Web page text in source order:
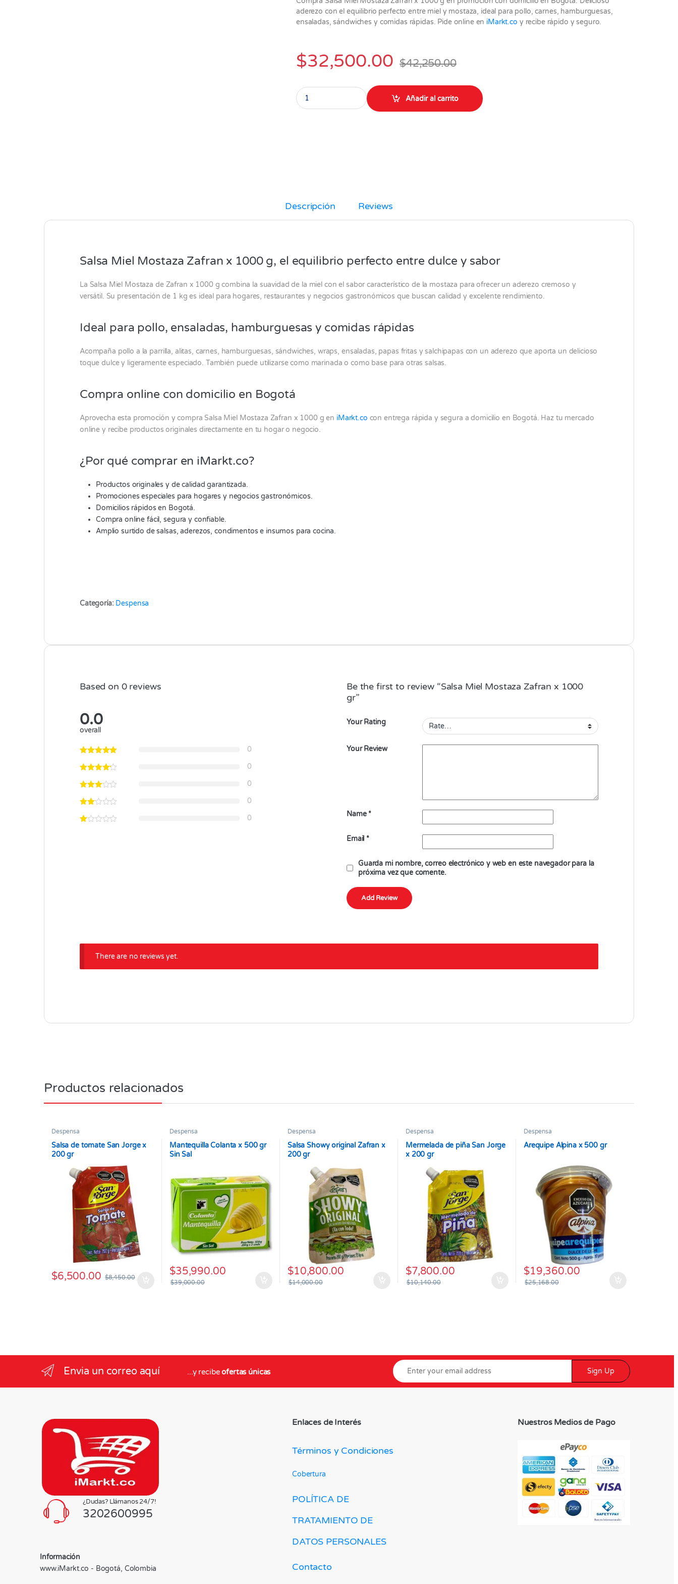
aderezo con el equilibrio perfecto entre miel y mostaza, ideal para pollo, carnes, hamburguesas,
ensaladas, sándwiches y comidas rápidas. Pide online en iMarkt.co y recibe rápido y seguro.
$32,500.00 $42,250.00
Salsa Miel Mostaza Zafran x 1000 gr quantity
Añadir al carrito
Descripción Reviews
Salsa Miel Mostaza Zafran x 1000 g, el equilibrio perfecto entre dulce y sabor
La Salsa Miel Mostaza de Zafran x 1000 g combina la suavidad de la miel con el sabor característico de la mostaza para ofrecer un aderezo cremoso y
versátil. Su presentación de 1 kg es ideal para hogares, restaurantes y negocios gastronómicos que buscan calidad y excelente rendimiento.
Ideal para pollo, ensaladas, hamburguesas y comidas rápidas
Acompaña pollo a la parrilla, alitas, carnes, hamburguesas, sándwiches, wraps, ensaladas, papas fritas y salchipapas con un aderezo que aporta un delicioso
toque dulce y ligeramente especiado. También puede utilizarse como marinada o como base para otras salsas.
Compra online con domicilio en Bogotá
Aprovecha esta promoción y compra Salsa Miel Mostaza Zafran x 1000 g en iMarkt.co con entrega rápida y segura a domicilio en Bogotá. Haz tu mercado
online y recibe productos originales directamente en tu hogar o negocio.
¿Por qué comprar en iMarkt.co?
Productos originales y de calidad garantizada.
Promociones especiales para hogares y negocios gastronómicos.
Domicilios rápidos en Bogotá.
Compra online fácil, segura y confiable.
Amplio surtido de salsas, aderezos, condimentos e insumos para cocina.
Categoría: Despensa
Based on 0 reviews
0.0
overall
0
0
0
0
0
Be the first to review “Salsa Miel Mostaza Zafran x 1000
gr”
Your Rating
Your Review
Name *
Email *
Guarda mi nombre, correo electrónico y web en este navegador para la
próxima vez que comente.
There are no reviews yet.
Productos relacionados
Despensa
Salsa de tomate San Jorge x
200 gr
$6,500.00 $8,450.00
Despensa
Mantequilla Colanta x 500 gr
Sin Sal
$35,990.00
$39,000.00
Despensa
Salsa Showy original Zafran x
200 gr
$10,800.00
$14,000.00
Despensa
Mermelada de piña San Jorge
x 200 gr
$7,800.00
$10,140.00
Despensa
Arequipe Alpina x 500 gr
$19,360.00
$25,168.00
Envia un correo aquí ...y recibeofertas únicas Sign Up
¿Dudas? Llámanos 24/7!
3202600995
Información
www.iMarkt.co - Bogotá, Colombia
Enlaces de Interés
Términos y Condiciones
Cobertura
POLÍTICA DE
TRATAMIENTO DE
DATOS PERSONALES
Contacto
Nuestros Medios de Pago